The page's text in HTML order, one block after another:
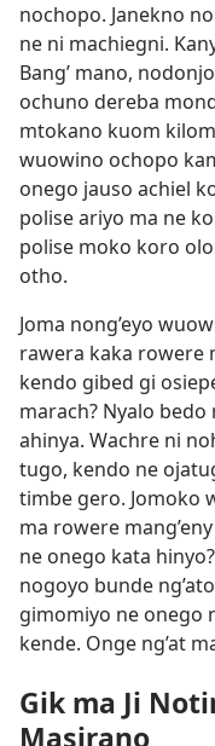
nochopo. Janekno
ne ni machiegni.
Bang’ mano,
ochuno dereba
mtokano kuom
wuowino ochopo
onego jauso achiel
polise ariyo ma ne
polise moko koro
otho.
Joma nong’eyo
rawera kaka rowere
kendo gibed gi
marach? Nyalo
ahinya. Wachre ni
tugo, kendo ne
timbe gero. Jomoko
ma rowere
ne onego kata
nogoyo bunde
gimomiyo ne onego
kende. Onge ng’at
Gik ma Ji
Masirano